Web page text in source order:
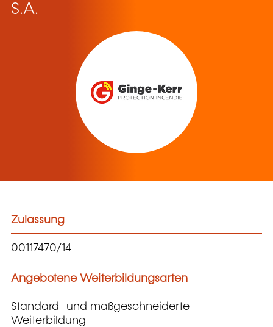
S.A.
Zulassung
00117470/14
Angebotene Weiterbildungsarten
Standard- und maßgeschneiderte
Weiterbildung